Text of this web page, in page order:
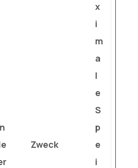
Zweck
x
i
m
a
l
e
S
p
e
i